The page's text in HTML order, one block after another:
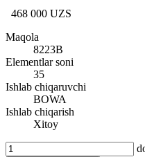
468 000 UZS
Maqola
8223B
Elementlar soni
35
Ishlab chiqaruvchi
BOWA
Ishlab chiqarish
Xitoy